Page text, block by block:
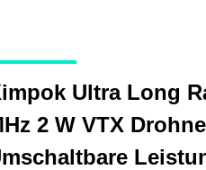
Ultra Long
2 W VTX